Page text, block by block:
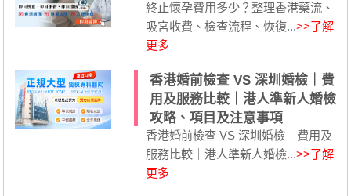
終止懷孕費用多少？整理香港藥流、
吸宮收費、檢查流程、恢復...>>了解
更多
香港婚前檢查 VS 深圳婚檢｜費
用及服務比較｜港人準新人婚檢
攻略、項目及注意事項
香港婚前檢查 VS 深圳婚檢｜費用及
服務比較｜港人準新人婚檢...>>了解
更多